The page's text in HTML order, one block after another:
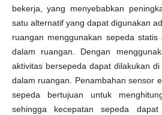
bekerja, yang menyebabkan
satu alternatif yang dapat digunakan
ruangan menggunakan sepeda
dalam ruangan. Dengan
aktivitas bersepeda dapat dilakukan
dalam ruangan. Penambahan sensor
sepeda bertujuan untuk
sehingga kecepatan sepeda